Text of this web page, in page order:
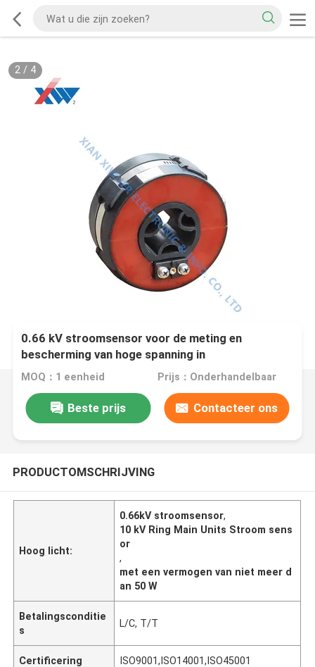
2/ 4
0.66 kV stroomsensor voor de meting en
bescherming van hoge spanning in
ringhoofdeenheden van 10 kV
MOQ：1 eenheid Prijs：Onderhandelbaar
Beste prijs Contacteer ons
PRODUCTOMSCHRIJVING
Hoog licht:
0.66kV stroomsensor,
10 kV Ring Main Units Stroom sens
or
,
met een vermogen van niet meer d
an 50 W
Betalingsconditie
s
L/C, T/T
Certificering ISO9001,ISO14001,ISO45001